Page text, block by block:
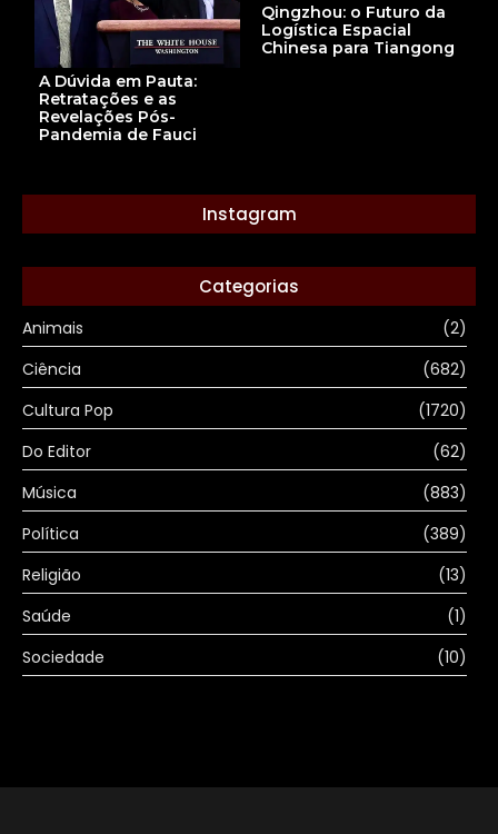
Qingzhou: o Futuro da
Logística Espacial
Chinesa para Tiangong
A Dúvida em Pauta:
Retratações e as
Revelações Pós-
Pandemia de Fauci
Instagram
Categorias
Animais
(2)
Ciência
(682)
Cultura Pop
(1720)
Do Editor
(62)
Música
(883)
Política
(389)
Religião
(13)
Saúde
(1)
Sociedade
(10)